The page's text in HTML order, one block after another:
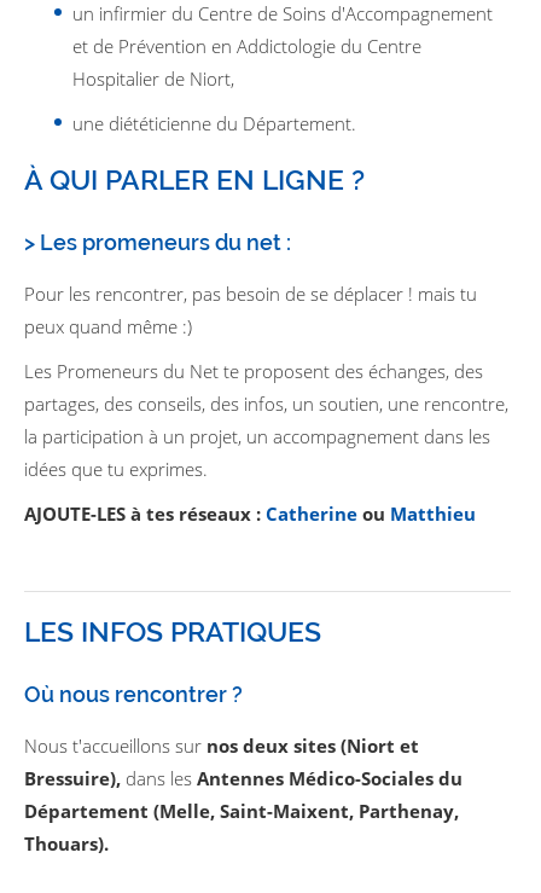
un infirmier du Centre de Soins d'Accompagnement
et de Prévention en Addictologie du Centre
Hospitalier de Niort,
une diététicienne du Département.
À QUI PARLER EN LIGNE ?
> Les promeneurs du net :
Pour les rencontrer, pas besoin de se déplacer ! mais tu
peux quand même :)
Les Promeneurs du Net te proposent des échanges, des
partages, des conseils, des infos, un soutien, une rencontre,
la participation à un projet, un accompagnement dans les
idées que tu exprimes.
AJOUTE-LES à tes réseaux : Catherine ou Matthieu
LES INFOS PRATIQUES
Où nous rencontrer ?
Nous t'accueillons sur nos deux sites (Niort et
Bressuire), dans les Antennes Médico-Sociales du
Département (Melle, Saint-Maixent, Parthenay,
Thouars).